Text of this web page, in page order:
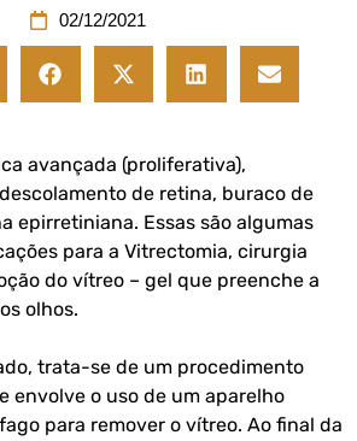
02/12/2021
avançada (proliferativa),
de retina, buraco de
epirretiniana. Essas são algumas
para a Vitrectomia, cirurgia
do vítreo – gel que preenche a
olhos.
trata-se de um procedimento
envolve o uso de um aparelho
para remover o vítreo. Ao final da